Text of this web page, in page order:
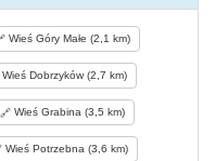
Wieś Góry Małe (2,1 km)
Wieś Dobrzyków (2,7 km)
Wieś Grabina (3,5 km)
Wieś Potrzebna (3,6 km)